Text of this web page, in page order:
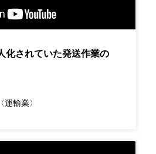
化されていた発送作業の
輸業〉